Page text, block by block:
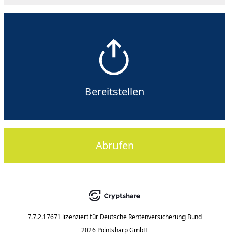
Bereitstellen
Abrufen
7.7.2.17671 lizenziert für Deutsche Rentenversicherung Bund
2026 Pointsharp GmbH